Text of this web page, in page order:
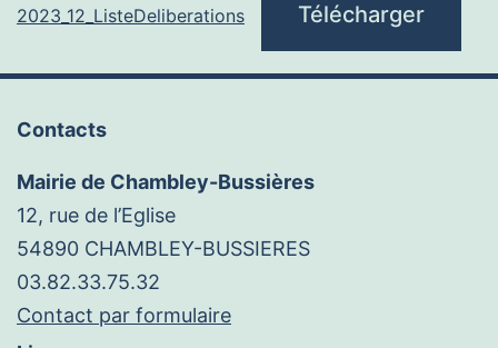
2023_12_ListeDeliberations Télécharger
Contacts
Mairie de Chambley-Bussières
12, rue de l’Eglise
54890 CHAMBLEY-BUSSIERES
03.82.33.75.32
Contact par formulaire